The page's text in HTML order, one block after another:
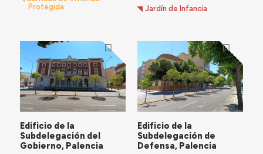
Protegida
Jardín de Infancia
Edificio de la
Subdelegación del
Gobierno, Palencia
Edificio de la
Subdelegación de
Defensa, Palencia